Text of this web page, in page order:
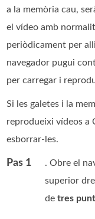
a la memòria cau,
el vídeo amb
periòdicament per
navegador pugui
per carregar i
Si les galetes i la
reprodueixi vídeos a
esborrar-les.
Pas 1
. Obre el
superior
detres